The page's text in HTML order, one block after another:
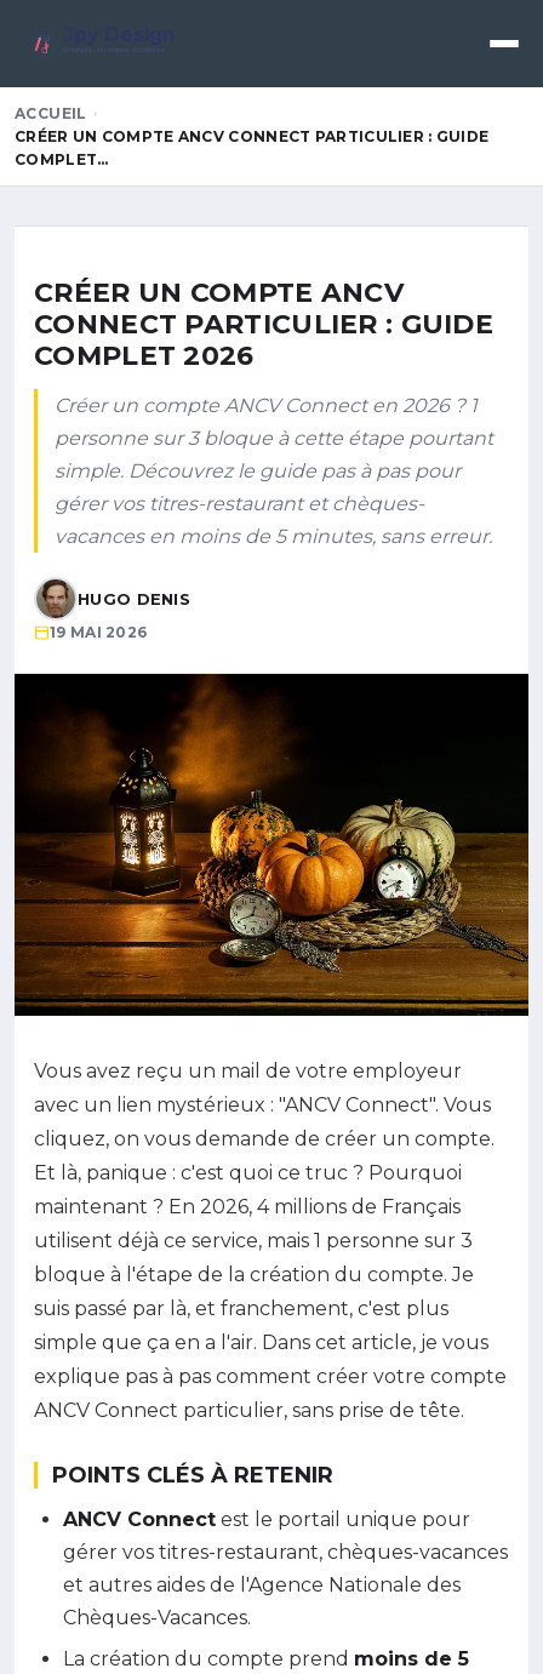
Créativité • Innovation • Excellence
ACCUEIL
CRÉER UN COMPTE ANCV CONNECT PARTICULIER : GUIDE
COMPLET…
CRÉER UN COMPTE ANCV
CONNECT PARTICULIER : GUIDE
COMPLET 2026
Créer un compte ANCV Connect en 2026 ? 1
personne sur 3 bloque à cette étape pourtant
simple. Découvrez le guide pas à pas pour
gérer vos titres-restaurant et chèques-
vacances en moins de 5 minutes, sans erreur.
HUGO DENIS
19 MAI 2026
Vous avez reçu un mail de votre employeur
avec un lien mystérieux : "ANCV Connect". Vous
cliquez, on vous demande de créer un compte.
Et là, panique : c'est quoi ce truc ? Pourquoi
maintenant ? En 2026, 4 millions de Français
utilisent déjà ce service, mais 1 personne sur 3
bloque à l'étape de la création du compte. Je
suis passé par là, et franchement, c'est plus
simple que ça en a l'air. Dans cet article, je vous
explique pas à pas comment créer votre compte
ANCV Connect particulier, sans prise de tête.
POINTS CLÉS À RETENIR
ANCV Connect est le portail unique pour
gérer vos titres-restaurant, chèques-vacances
et autres aides de l'Agence Nationale des
Chèques-Vacances.
La création du compte prend moins de 5